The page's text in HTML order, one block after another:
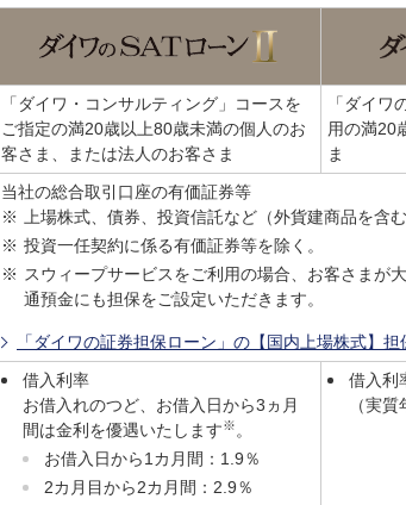
「ダイワ・コンサルティング」コースを
ご指定の満20歳以上80歳未満の個人のお
客さま、または法人のお客さま
「ダイワ
用の満20
ま
当社の総合取引口座の有価証券等
※
上場株式、債券、投資信託など（外貨建商品を含む
※ 投資一任契約に係る有価証券等を除く。
※ スウィープサービスをご利用の場合、お客さまが
通預金にも担保をご設定いただきます。
「ダイワの証券担保ローン」の【国内上場株式】
借入利率
お借入れのつど、お借入日から3ヵ月
間は金利を優遇いたします※ 。
お借入日から1カ月間：1.9％
2カ月目から2カ月間：2.9％
借入利
（実